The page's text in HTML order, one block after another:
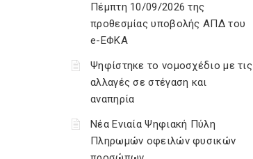
Πέμπτη 10/09/2026 της
προθεσμίας υποβολής ΑΠΔ του
e-ΕΦΚΑ
Ψηφίστηκε το νομοσχέδιο με τις
αλλαγές σε στέγαση και
αναπηρία
Νέα Ενιαία Ψηφιακή Πύλη
Πληρωμών οφειλών φυσικών